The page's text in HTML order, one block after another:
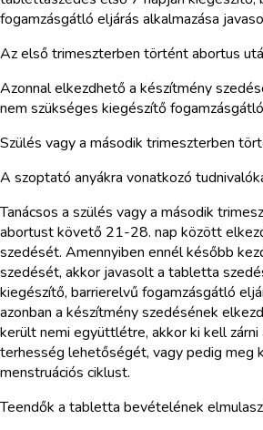
fogamzásgátló eljárás alkalmazása
Az első trimeszterben történt abortus
Azonnal elkezdhető a készítmény
nem szükséges kiegészítő
Szülés vagy a második trimeszterben
A szoptató anyákra vonatkozó
Tanácsos a szülés vagy a második
abortust követő 21-28. nap között
szedését. Amennyiben ennél később
szedését, akkor javasolt a tabletta
kiegészítő, barrierelvű fogamzásgátló
azonban a készítmény szedésének
került nemi együttlétre, akkor ki kell
terhesség lehetőségét, vagy pedig meg
menstruációs ciklust.
Teendők a tabletta bevételének